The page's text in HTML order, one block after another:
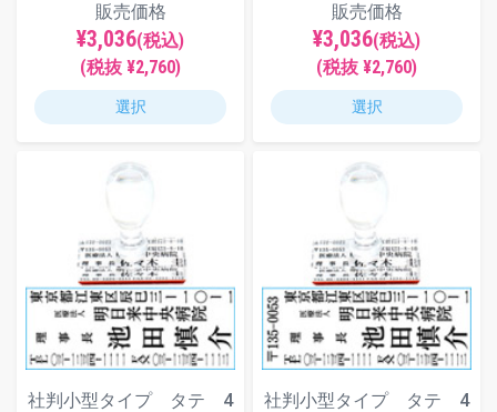
販売価格
¥3,036(税込)
(税抜 ¥2,760)
選択
販売価格
¥3,036(税込)
(税抜 ¥2,760)
選択
社判小型タイプ タテ 4
社判小型タイプ タテ 4